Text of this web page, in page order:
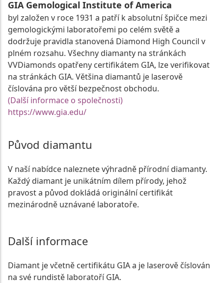
GIA Gemological Institute of America
byl založen v roce 1931 a patří k absolutní špičce mezi
gemologickými laboratořemi po celém světě a
dodržuje pravidla stanovená Diamond High Council v
plném rozsahu. Všechny diamanty na stránkách
VVDiamonds opatřeny certifikátem GIA, lze verifikovat
na stránkách GIA. Většina diamantů je laserově
číslována pro větší bezpečnost obchodu.
(Další informace o společnosti)
https://www.gia.edu/
Původ diamantu
V naší nabídce naleznete výhradně přírodní diamanty.
Každý diamant je unikátním dílem přírody, jehož
pravost a původ dokládá originální certifikát
mezinárodně uznávané laboratoře.
Další informace
Diamant je včetně certifikátu GIA a je laserově číslován
na své rundistě laboratoří GIA.